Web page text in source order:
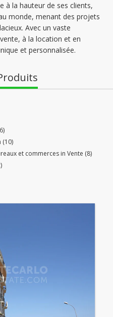
à la hauteur de ses clients,
monde, menant des projets
Avec un vaste
à la location et en
et personnalisée.
(10)
et commerces in Vente (8)